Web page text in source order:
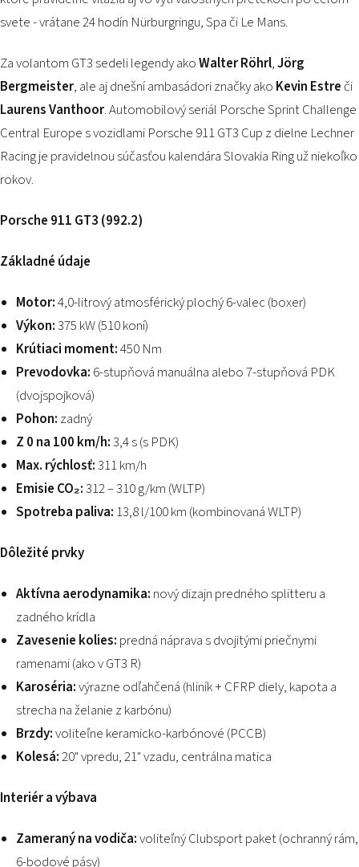
svete - vrátane 24 hodín Nürburgringu, Spa či Le Mans.
Za volantom GT3 sedeli legendy akoWalter Röhrl,Jörg
Bergmeister, ale aj dnešní ambasádori značky ako Kevin Estre či
Laurens Vanthoor. Automobilový seriál Porsche Sprint Challenge
Central Europe s vozidlami Porsche 911 GT3 Cup z dielne Lechner
Racing je pravidelnou súčasťou kalendára Slovakia Ring už niekoľko
rokov.
Porsche 911 GT3 (992.2)
Základné údaje
Motor:4,0-litrový atmosférický plochý 6-valec (boxer)
Výkon:375 kW (510 koní)
Krútiaci moment:450 Nm
Prevodovka: 6-stupňová manuálna alebo7-stupňová PDK
(dvojspojková)
Pohon: zadný
Z 0 na 100 km/h:3,4 s (s PDK)
Max. rýchlosť:311 km/h
Emisie CO₂:312 – 310 g/km (WLTP)
Spotreba paliva: 13,8 l/100 km (kombinovaná WLTP)
Dôležité prvky
Aktívna aerodynamika: nový dizajn predného splitteru a
zadného krídla
Zavesenie kolies: predná náprava s dvojitými priečnymi
ramenami (ako v GT3 R)
Karoséria:výrazne odľahčená (hliník + CFRP diely, kapota a
strecha na želanie z karbónu)
Brzdy:voliteľne keramicko-karbónové (PCCB)
Kolesá:20" vpredu, 21" vzadu, centrálna matica
Interiér a výbava
Zameraný na vodiča:voliteľný Clubsport paket (ochranný rám,
6-bodové pásy)